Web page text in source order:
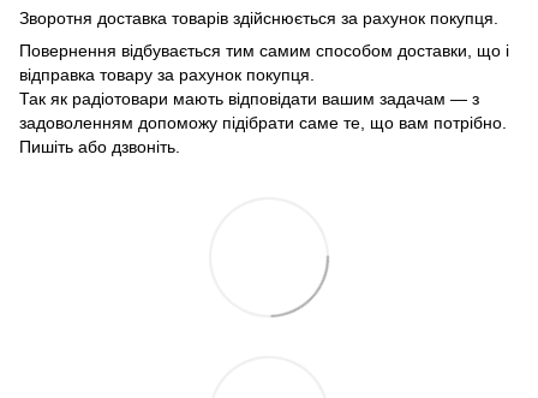
Зворотня доставка товарів здійснюється за рахунок покупця.
Повернення відбувається тим самим способом доставки, що і
відправка товару за рахунок покупця.
Так як радіотовари мають відповідати вашим задачам — з
задоволенням допоможу підібрати саме те, що вам потрібно.
Пишіть або дзвоніть.